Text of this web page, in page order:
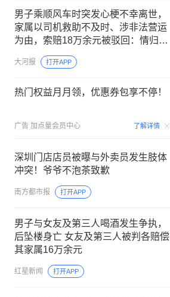
男子乘顺风车时突发心梗不幸离世，
家属以司机救助不及时、涉非法营运
为由，索赔18万余元被驳回：情归
情，法归法
大河报 打开APP
热门权益月月领，优惠券包享不停！
广告 加点量会员中心 了解详情
深圳门店店员被曝与外卖员发生肢体
冲突！爷爷不泡茶致歉
南方都市报 打开APP
男子与女友及第三人喝酒发生争执，
后坠楼身亡 女友及第三人被判各赔偿
其家属16万余元
红星新闻 打开APP